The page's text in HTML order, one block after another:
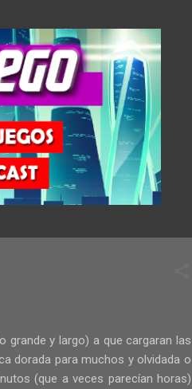
grande y largo) a que cargaran las
dorada para muchos y olvidada o
(que a veces parecían horas)